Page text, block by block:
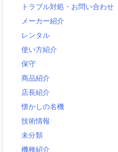
トラブル対処・お問い合わせ
メーカー紹介
レンタル
使い方紹介
保守
商品紹介
店長紹介
懐かしの名機
技術情報
未分類
機種紹介